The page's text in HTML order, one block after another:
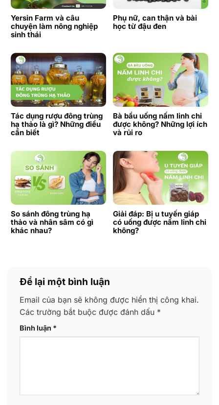
Yersin Farm và câu
chuyện làm nông nghiệp
sinh thái
Phụ nữ, can thận và bài
học từ đậu đen
Tác dụng rượu đông trùng
hạ thảo là gì? Những điều
cần biết
Bà bầu uống nấm linh chi
được không? Những lợi ích
và rủi ro
So sánh đông trùng hạ
thảo và nhân sâm có gì
khác nhau?
Giải đáp: Bị u tuyến giáp
có uống được nấm linh chi
không?
Để lại một bình luận
Email của bạn sẽ không được hiển thị công khai.
Các trường bắt buộc được đánh dấu *
Bình luận *